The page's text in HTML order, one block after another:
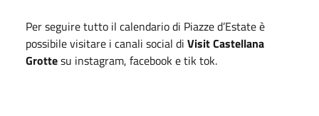
Per seguire tutto il calendario di Piazze d’Estate è
possibile visitare i canali social di Visit Castellana
Grottesu instagram, facebook e tik tok.